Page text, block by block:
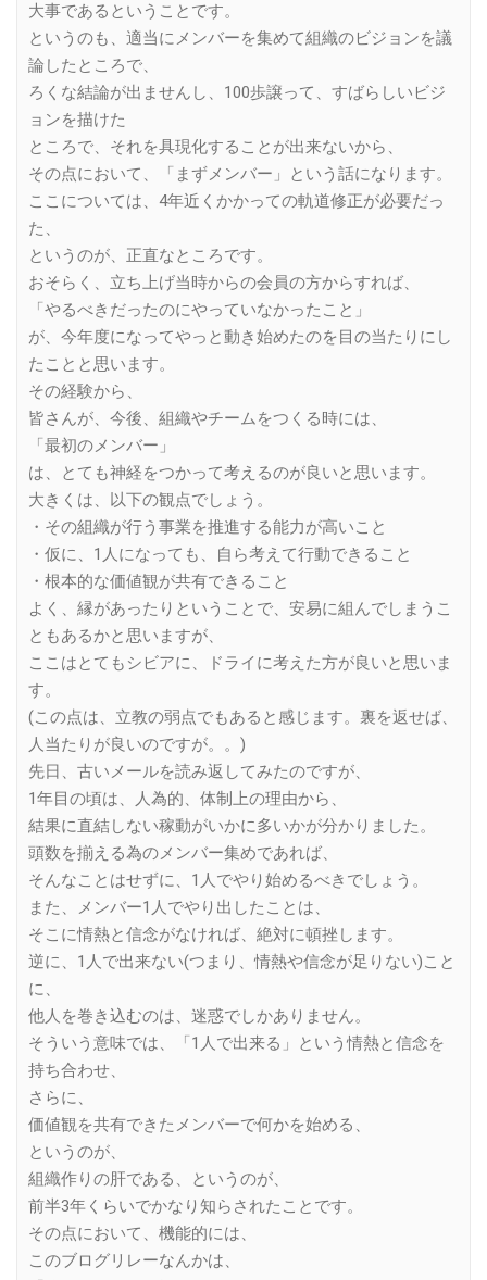
大事であるということです。
というのも、適当にメンバーを集めて組織のビジョンを議
論したところで、
ろくな結論が出ませんし、100歩譲って、すばらしいビジ
ョンを描けた
ところで、それを具現化することが出来ないから、
その点において、「まずメンバー」という話になります。
ここについては、4年近くかかっての軌道修正が必要だっ
た、
というのが、正直なところです。
おそらく、立ち上げ当時からの会員の方からすれば、
「やるべきだったのにやっていなかったこと」
が、今年度になってやっと動き始めたのを目の当たりにし
たことと思います。
その経験から、
皆さんが、今後、組織やチームをつくる時には、
「最初のメンバー」
は、とても神経をつかって考えるのが良いと思います。
大きくは、以下の観点でしょう。
・その組織が行う事業を推進する能力が高いこと
・仮に、1人になっても、自ら考えて行動できること
・根本的な価値観が共有できること
よく、縁があったりということで、安易に組んでしまうこ
ともあるかと思いますが、
ここはとてもシビアに、ドライに考えた方が良いと思いま
す。
(この点は、立教の弱点でもあると感じます。裏を返せば、
人当たりが良いのですが。。)
先日、古いメールを読み返してみたのですが、
1年目の頃は、人為的、体制上の理由から、
結果に直結しない稼動がいかに多いかが分かりました。
頭数を揃える為のメンバー集めであれば、
そんなことはせずに、1人でやり始めるべきでしょう。
また、メンバー1人でやり出したことは、
そこに情熱と信念がなければ、絶対に頓挫します。
逆に、1人で出来ない(つまり、情熱や信念が足りない)こと
に、
他人を巻き込むのは、迷惑でしかありません。
そういう意味では、「1人で出来る」という情熱と信念を
持ち合わせ、
さらに、
価値観を共有できたメンバーで何かを始める、
というのが、
組織作りの肝である、というのが、
前半3年くらいでかなり知らされたことです。
その点において、機能的には、
このブログリレーなんかは、